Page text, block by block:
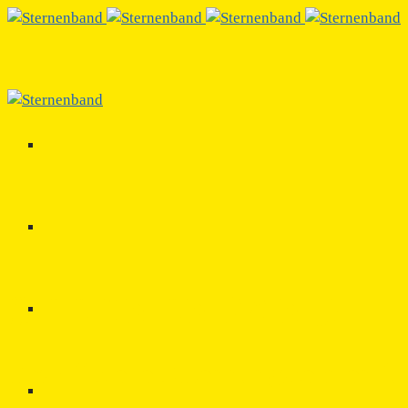
STERNENBAND